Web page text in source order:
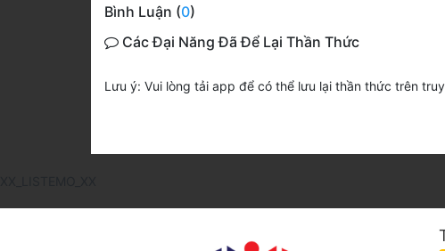
Bình Luận (0)
Các Đại Năng Đã Để Lại Thần Thức
Lưu ý: Vui lòng tải app để có thể lưu lại thần thức trên